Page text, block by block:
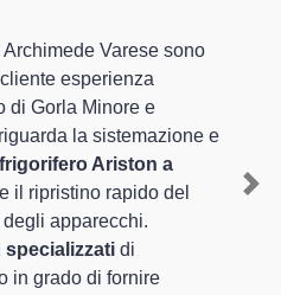
Archimede Varese sono
esperienza
di Gorla Minore e
la sistemazione e
Ariston a
il ripristino rapido del
apparecchi.
specializzati di
in grado di fornire